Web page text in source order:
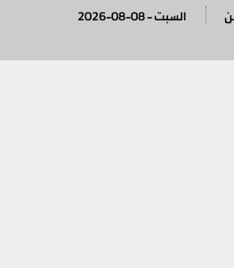
2026-08-08 - السبت